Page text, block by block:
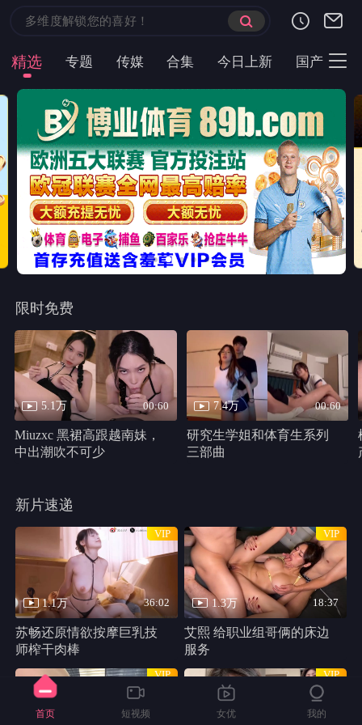
精选 专题 传媒 合集 今日上新 国产
限时免费
5.1万 00:60
Miuzxc 黑裙高跟越南妹，
中出潮吹不可少
7.4万 00:60
研究生学姐和体育生系列
三部曲
新片速递
1.1万 36:02
VIP
苏畅还原情欲按摩巨乳技
师榨干肉棒
1.3万 18:37
VIP
艾熙 给职业组哥俩的床边
服务
VIP VIP
首页 短视频 女优 我的